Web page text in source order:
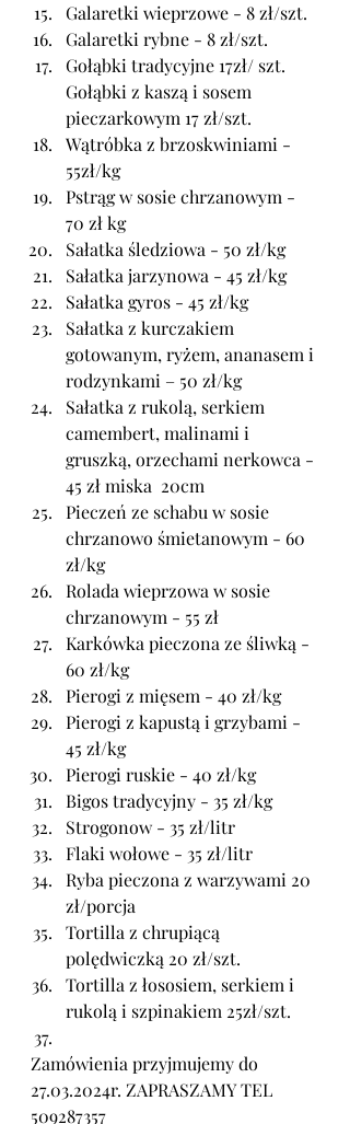
Galaretki wieprzowe - 8 zł/szt.
Galaretki rybne - 8 zł/szt.
Gołąbki tradycyjne 17zł/ szt.
Gołąbki z kaszą i sosem
pieczarkowym 17 zł/szt.
Wątróbka z brzoskwiniami -
55zł/kg
Pstrąg w sosie chrzanowym -
70 zł kg
Sałatka śledziowa - 50 zł/kg
Sałatka jarzynowa - 45 zł/kg
Sałatka gyros - 45 zł/kg
Sałatka z kurczakiem
gotowanym, ryżem, ananasem i
rodzynkami – 50 zł/kg
Sałatka z rukolą, serkiem
camembert, malinami i
gruszką, orzechami nerkowca -
45 zł miska  20cm
Pieczeń ze schabu w sosie
chrzanowo śmietanowym - 60
zł/kg
Rolada wieprzowa w sosie
chrzanowym - 55 zł
Karkówka pieczona ze śliwką -
60 zł/kg
Pierogi z mięsem - 40 zł/kg
Pierogi z kapustą i grzybami -
45 zł/kg
Pierogi ruskie - 40 zł/kg
Bigos tradycyjny - 35 zł/kg
Strogonow - 35 zł/litr
Flaki wołowe - 35 zł/litr
Ryba pieczona z warzywami 20
zł/porcja
Tortilla z chrupiącą
polędwiczką 20 zł/szt.
Tortilla z łososiem, serkiem i
rukolą i szpinakiem 25zł/szt.
Zamówienia przyjmujemy do
27.03.2024r. ZAPRASZAMY TEL
509287357